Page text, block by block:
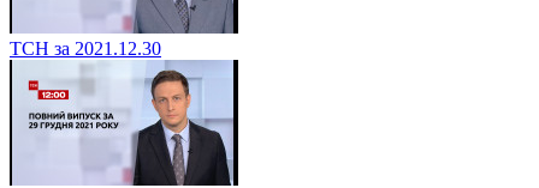
ТСН за 2021.12.30